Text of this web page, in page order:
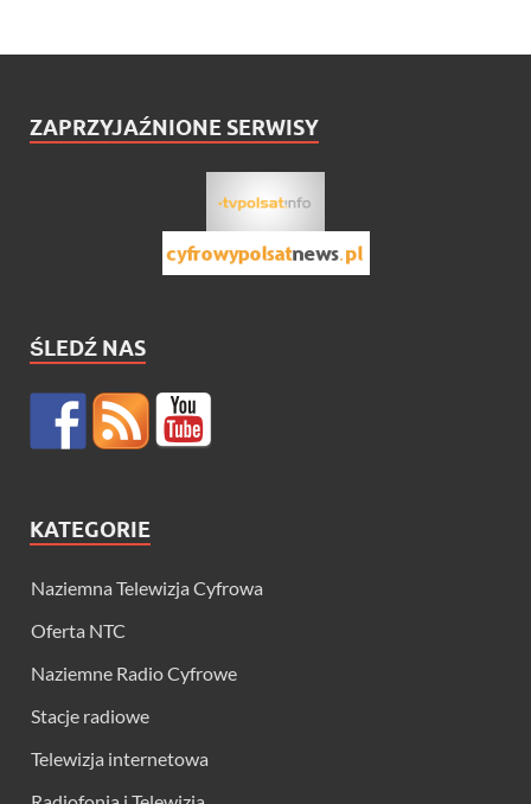
ZAPRZYJAŹNIONE SERWISY
ŚLEDŹ NAS
KATEGORIE
Naziemna Telewizja Cyfrowa
Oferta NTC
Naziemne Radio Cyfrowe
Stacje radiowe
Telewizja internetowa